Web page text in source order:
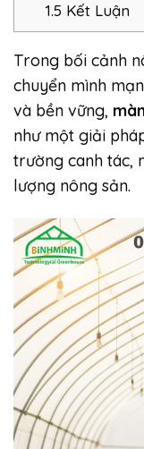
1.5 Kết Luận
Trong bối cảnh
chuyển mình
và bền vững,
như một giải
trường canh tác,
lượng nông sản.